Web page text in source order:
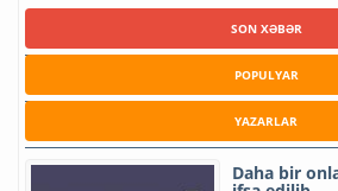
SON XƏBƏR
POPULYAR
YAZARLAR
Daha bir